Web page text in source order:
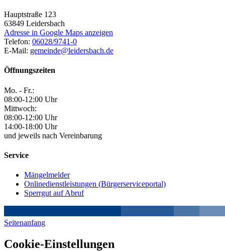
Hauptstraße 123
63849 Leidersbach
Adresse in Google Maps anzeigen
Telefon: 06028/9741-0
E-Mail: gemeinde@leidersbach.de
Öffnungszeiten
Mo. - Fr.:
08:00-12:00 Uhr
Mittwoch:
08:00-12:00 Uhr
14:00-18:00 Uhr
und jeweils nach Vereinbarung
Service
Mängelmelder
Onlinedienstleistungen (Bürgerserviceportal)
Sperrgut auf Abruf
Seitenanfang
Cookie-Einstellungen